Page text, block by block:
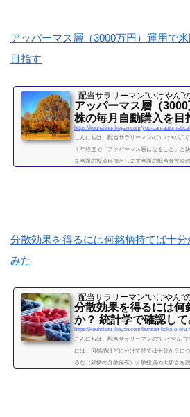
続きを読む
アッパーマス層（3000万円）運用で
目指す
配当サラリーマン“いけやん”
アッパーマス層（
株の毎月自動購入を目
こんにちは。配当サラリーマンの“いけやん”
４年程度で「アッパーマス層になること」と
を当面の投資目標とします当面の配当金投資
分散効果を得るには何銘柄持てば十
みた
配当サラリーマン“いけやん”
分散効果を得るには何
か？ 統計学で確認して
こんにちは。配当サラリーマンの“いけやん”
には、何銘柄ほどに分けて持てば十分か？に
るな（銘柄の分散保有）分散投資の大切さを